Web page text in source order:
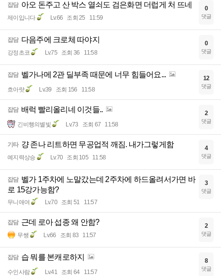
잡담 아오 돈주고 산 박스 열쇠도 검은화면 더럽게 처 뜨네
제이입니다 Lv.66 조회 25 11:59
0
댓글
잡담 다음주에 크로체 따야지
강정초코 Lv.75 조회 36 11:58
0
댓글
잡담 벨가나메 2관 딜부족 때문에 너무 힘들어요...
흐아럇 Lv.39 조회 156 11:58
12
댓글
잡담 배럭 빨리올리네 이것들..
긴비행의별빛 Lv.73 조회 67 11:58
2
댓글
기타 걍 존나 리트하면 무공업적 깨짐. 내가그렇게함
예지력상승 Lv.70 조회 105 11:58
4
댓글
잡담 벨가 1주차에 노말갔는데 2주차에 하드올려서가면 바
로 15강가능함?
무니애여 Lv.70 조회 51 11:57
3
댓글
잡담 근데 로아 섭종 왜 안함?
무쌩 Lv.66 조회 83 11:57
2
댓글
잡담 습 뭐를 본캐로하지
수인사람 Lv.41 조회 64 11:57
8
댓글